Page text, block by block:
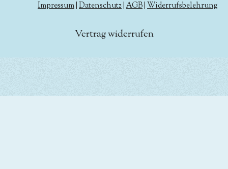
Impressum Datenschutz AGB Widerrufsbelehrung
Vertrag widerrufen